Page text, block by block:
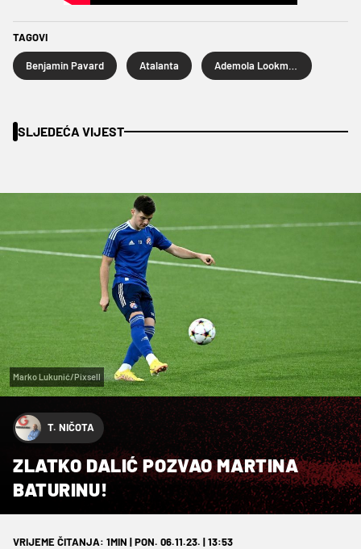
TAGOVI
Benjamin Pavard Atalanta
SLJEDEĆA VIJEST
Marko Lukunić/Pixsell
T. NIČOTA
ZLATKO DALIĆ POZVAO MARTINA
BATURINU!
VRIJEME ČITANJA: 1MIN | PON. 06.11.23. | 13:53